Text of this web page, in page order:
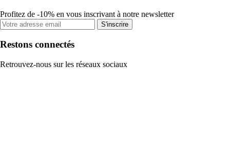
Profitez de -10% en vous inscrivant à notre newsletter
S'inscrire
Restons connectés
Retrouvez-nous sur les réseaux sociaux